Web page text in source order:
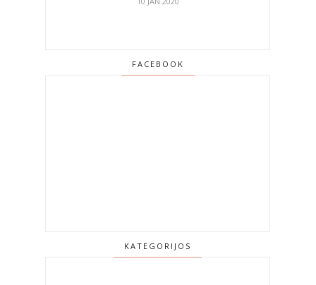
FACEBOOK
KATEGORIJOS